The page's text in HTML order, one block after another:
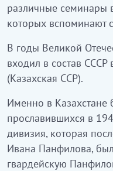
различные семинары
которых вспоминают
В годы Великой
входил в состав СССР
(Казахская ССР).
Именно в
прославившихся в
дивизия, которая
Ивана Панфилова,
гвардейскую